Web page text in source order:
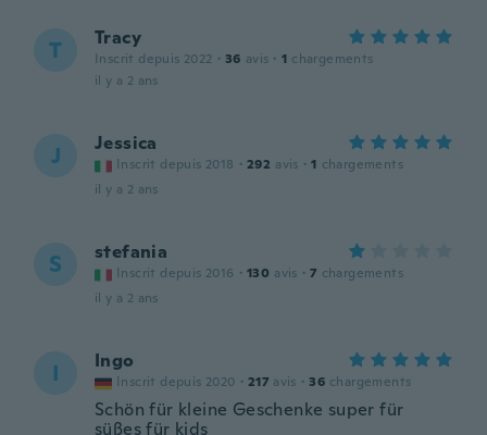
T Tracy
Inscrit depuis 2022 · 36 avis · 1 chargements
il y a 2 ans
J Jessica
Inscrit depuis 2018 · 292 avis · 1 chargements
il y a 2 ans
S stefania
Inscrit depuis 2016 · 130 avis · 7 chargements
il y a 2 ans
I Ingo
Inscrit depuis 2020 · 217 avis · 36 chargements
Schön für kleine Geschenke super für
süßes für kids